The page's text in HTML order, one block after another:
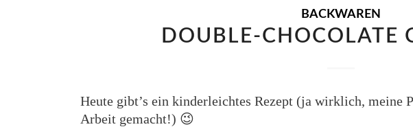
BACKWAREN
DOUBLE-CHOCOLATE
Heute gibt’s ein kinderleichtes Rezept (ja wirklich, meine
Arbeit gemacht!) 😉